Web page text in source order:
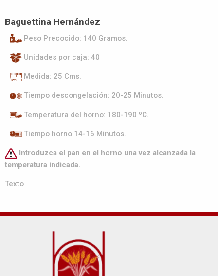
Baguettina Hernández
Peso Precocido: 140 Gramos.
Unidades por caja: 40
Medida: 25 Cms.
Tiempo descongelación: 20-25 Minutos.
Temperatura del horno: 180-190 ºC.
Tiempo horno:14-16 Minutos.
Introduzca el pan en el horno una vez alcanzada la
temperatura indicada.
Texto